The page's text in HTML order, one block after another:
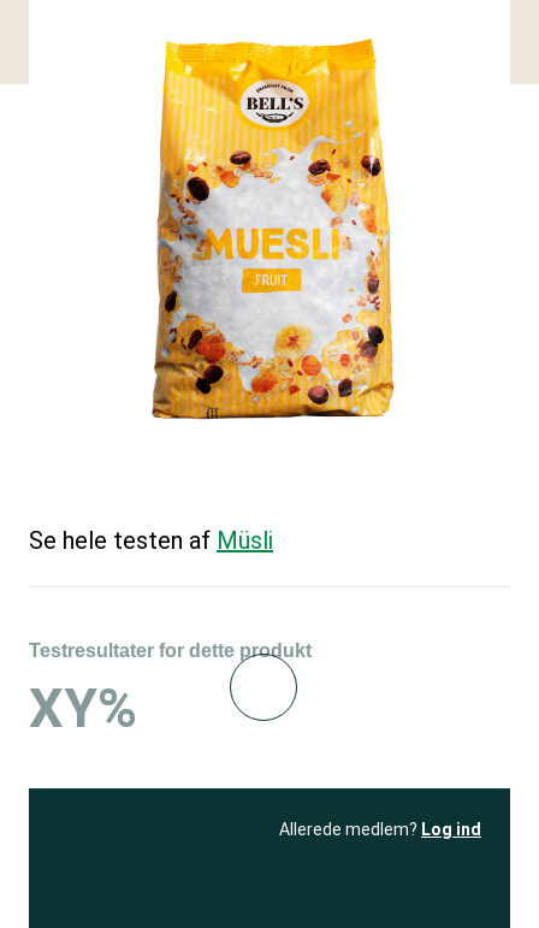
Se hele testen af Müsli
Testresultater for dette produkt
XY%
Allerede medlem? Log ind